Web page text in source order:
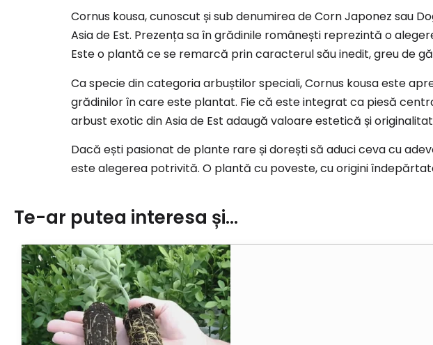
Cornus kousa, cunoscut și sub denumirea de Corn Japonez sau
Asia de Est. Prezența sa în grădinile românești reprezintă o
Este o plantă ce se remarcă prin caracterul său inedit, greu de
Ca specie din categoria arbuștilor speciali, Cornus kousa este
grădinilor în care este plantat. Fie că este integrat ca piesă
arbust exotic din Asia de Est adaugă valoare estetică și
Dacă ești pasionat de plante rare și dorești să aduci ceva cu
este alegerea potrivită. O plantă cu poveste, cu origini
Te-ar putea interesa și...